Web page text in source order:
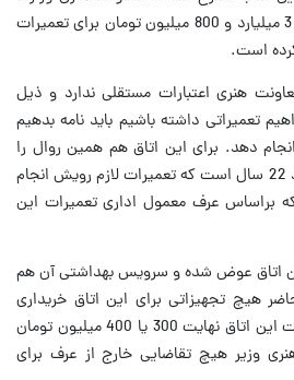
فرهنگ، در این شرایط کشور، 3 میلیارد و 800 میلیون تومان برای تعمیرات
است.
هنری اعتبارات مستقلی ندارد و ذیل
تعمیراتی داشته باشیم باید نامه بدهیم
دهد. برای این اتاق هم همین روال را
پیش رفته‌ایم. این اتاق حدود 22 سال است که تعمیرات لازم رویش انجام
براساس عرف معمول اداری تعمیرات این
اتاق عوض شده و سرویس بهداشتی آن هم
هیچ تجهیزاتی برای این اتاق خریداری
نشده است. شاید کل تعمیرات این اتاق نهایت 300 یا 400 میلیون تومان
وزیر هیچ تقاضایی خارج از عرف برای